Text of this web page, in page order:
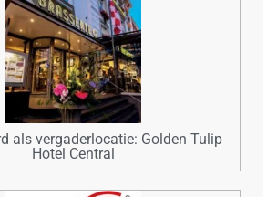
als vergaderlocatie: Golden Tulip
Hotel Central